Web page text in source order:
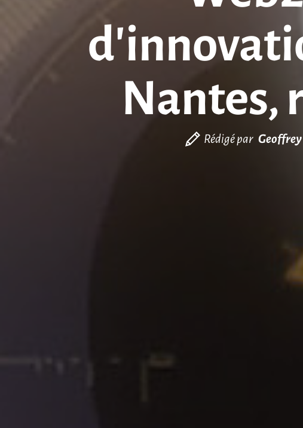
Nantes,
Rédigé par